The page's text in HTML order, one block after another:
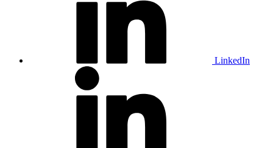
LinkedIn